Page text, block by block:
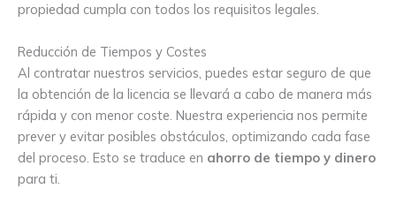
propiedad cumpla con todos los requisitos legales.
Reducción de Tiempos y Costes
Al contratar nuestros servicios, puedes estar seguro de que
la obtención de la licencia se llevará a cabo de manera más
rápida y con menor coste. Nuestra experiencia nos permite
prever y evitar posibles obstáculos, optimizando cada fase
del proceso. Esto se traduce en ahorro de tiempo y dinero
para ti.